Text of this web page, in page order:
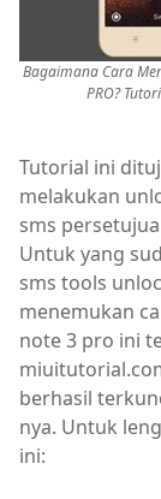
Bagaimana Cara
PRO?
Tutorial ini
melakukan
sms
Untuk yang
sms tools
menemukan
note 3 pro ini
berhasil
nya. Untuk
ini: